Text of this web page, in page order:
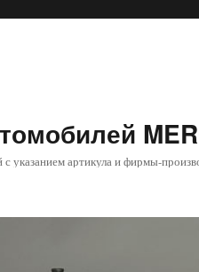
артикула и фирмы-